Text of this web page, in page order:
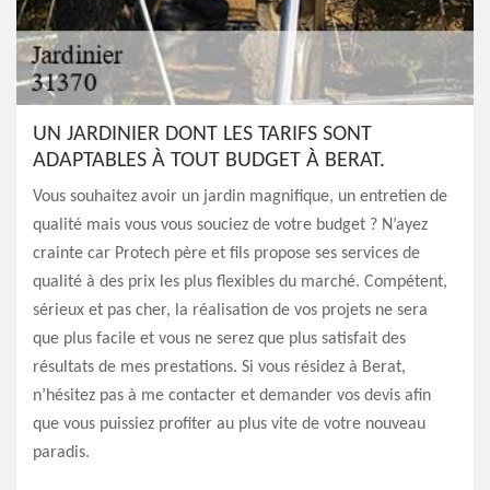
UN JARDINIER DONT LES TARIFS SONT
ADAPTABLES À TOUT BUDGET À BERAT.
Vous souhaitez avoir un jardin magnifique, un entretien de
qualité mais vous vous souciez de votre budget ? N’ayez
crainte car Protech père et fils propose ses services de
qualité à des prix les plus flexibles du marché. Compétent,
sérieux et pas cher, la réalisation de vos projets ne sera
que plus facile et vous ne serez que plus satisfait des
résultats de mes prestations. Si vous résidez à Berat,
n’hésitez pas à me contacter et demander vos devis afin
que vous puissiez profiter au plus vite de votre nouveau
paradis.